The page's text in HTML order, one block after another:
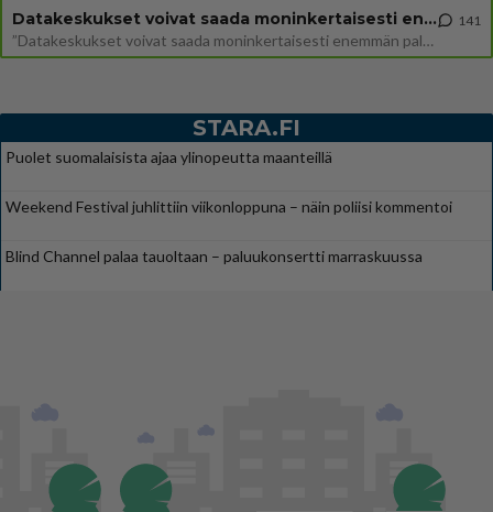
Datakeskukset voivat saada moninkertaisesti enemmän palautuksia kuin mitä ne maksavat veroja
”Datakeskukset voivat saada moninkertaisesti enemmän palautuksia kuin mitä ne maksavat veroja”, sanoo professori Jussi K
141
STARA.FI
Puolet suomalaisista ajaa ylinopeutta maanteillä
Weekend Festival juhlittiin viikonloppuna – näin poliisi kommentoi
Blind Channel palaa tauoltaan – paluukonsertti marraskuussa